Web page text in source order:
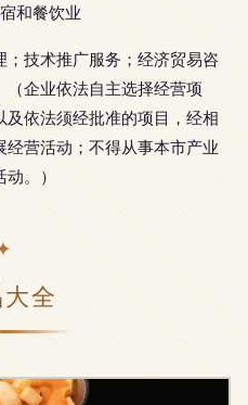
和餐饮业
；技术推广服务；经济贸易咨
企业依法自主选择经营项
依法须经批准的项目，经相
营活动；不得从事本市产业
。）
全